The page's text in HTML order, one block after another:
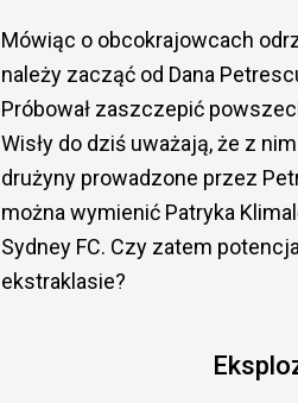
Mówiąc o obcokrajowcach
należy zacząć od Dana
Próbował zaszczepić
Wisły do dziś uważają, że z
drużyny prowadzone przez
można wymienić Patryka
Sydney FC. Czy zatem
ekstraklasie?